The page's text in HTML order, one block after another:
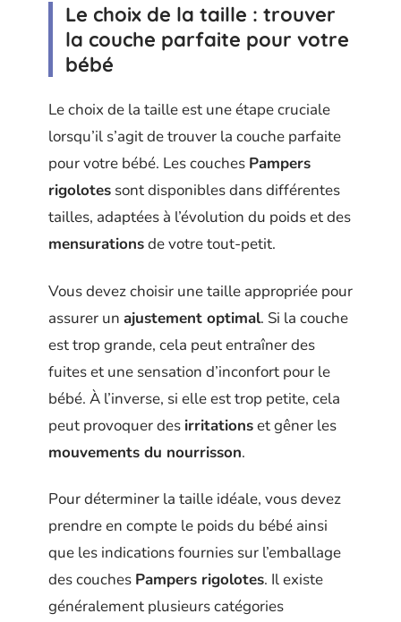
Le choix de la taille : trouver
la couche parfaite pour votre
bébé
Le choix de la taille est une étape cruciale
lorsqu’il s’agit de trouver la couche parfaite
pour votre bébé. Les couches Pampers
rigolotes sont disponibles dans différentes
tailles, adaptées à l’évolution du poids et des
mensurationsde votre tout-petit.
Vous devez choisir une taille appropriée pour
assurer un ajustement optimal. Si la couche
est trop grande, cela peut entraîner des
fuites et une sensation d’inconfort pour le
bébé. À l’inverse, si elle est trop petite, cela
peut provoquer des irritationset gêner les
mouvements du nourrisson.
Pour déterminer la taille idéale, vous devez
prendre en compte le poids du bébé ainsi
que les indications fournies sur l’emballage
des couches Pampers rigolotes. Il existe
généralement plusieurs catégories